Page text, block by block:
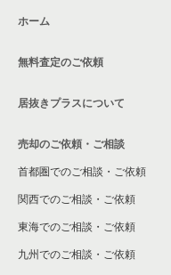
大阪市鶴見区の飲食店の
大阪市浪速区の飲食店の
八尾市の飲食店の居抜き
大東市の飲食店の居抜き
箕面市の飲食店の居抜き
大阪市淀川区の飲食店の
ホーム
無料査定のご依頼
居抜きプラスについて
売却のご依頼・ご相談
首都圏でのご相談・ご依頼
関西でのご相談・ご依頼
東海でのご相談・ご依頼
九州でのご相談・ご依頼